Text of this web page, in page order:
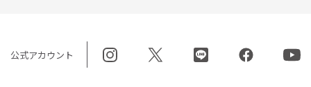
公式アカウント